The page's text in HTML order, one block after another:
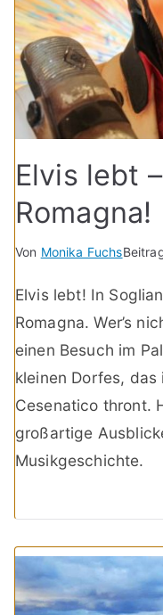
Elvis lebt
Romagna!
Von Monika Fuchs
Elvis lebt! In
Romagna. Wer’s
einen Besuch im
kleinen Dorfes,
Cesenatico thront.
großartige
Musikgeschichte.